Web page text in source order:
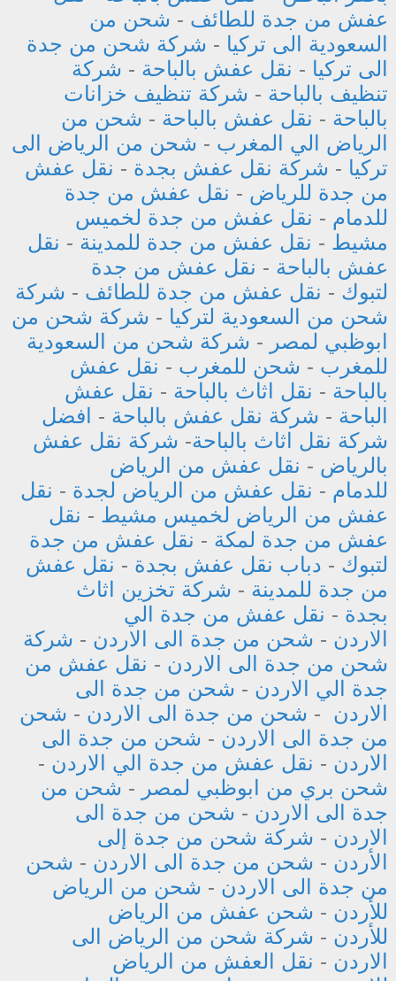
عفش من جدة للطائف - شحن من
السعودية الى تركيا - شركة شحن من جدة
الى تركيا - نقل عفش بالباحة - شركة
تنظيف بالباحة - شركة تنظيف خزانات
بالباحة - نقل عفش بالباحة - شحن من
الرياض الي المغرب - شحن من الرياض الى
تركيا - شركة نقل عفش بجدة - نقل عفش
من جدة للرياض - نقل عفش من جدة
للدمام - نقل عفش من جدة لخميس
مشيط - نقل عفش من جدة للمدينة - نقل
عفش بالباحة - نقل عفش من جدة
لتبوك - نقل عفش من جدة للطائف - شركة
شحن من السعودية لتركيا - شركة شحن من
ابوظبي لمصر - شركة شحن من السعودية
للمغرب - شحن للمغرب - نقل عفش
بالباحة - نقل اثاث بالباحة - نقل عفش
الباحة - شركة نقل عفش بالباحة - افضل
شركة نقل اثاث بالباحة- شركة نقل عفش
بالرياض - نقل عفش من الرياض
للدمام - نقل عفش من الرياض لجدة - نقل
عفش من الرياض لخميس مشيط - نقل
عفش من جدة لمكة - نقل عفش من جدة
لتبوك - دباب نقل عفش بجدة - نقل عفش
من جدة للمدينة - شركة تخزين اثاث
بجدة - نقل عفش من جدة الي
الاردن - شحن من جدة الى الاردن - شركة
شحن من جدة الى الاردن - نقل عفش من
جدة الي الاردن - شحن من جدة الى
الاردن - شحن من جدة الى الاردن - شحن
من جدة الى الاردن - شحن من جدة الى
الاردن - نقل عفش من جدة الي الاردن -
شحن بري من ابوظبي لمصر - شحن من
جدة الى الاردن - شحن من جدة الى
الاردن - شركة شحن من جدة إلى
الأردن - شحن من جدة الى الاردن - شحن
من جدة الى الاردن - شحن من الرياض
للأردن - شحن عفش من الرياض
للأردن - شركة شحن من الرياض الى
الاردن - نقل العفش من الرياض